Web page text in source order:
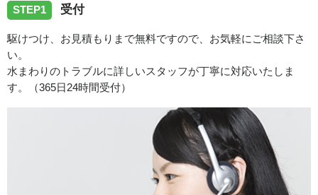
STEP1 受付
駆けつけ、お見積もりまで無料ですので、お気軽にご相談下さ
い。
水まわりのトラブルに詳しいスタッフが丁寧に対応いたしま
す。（365日24時間受付）